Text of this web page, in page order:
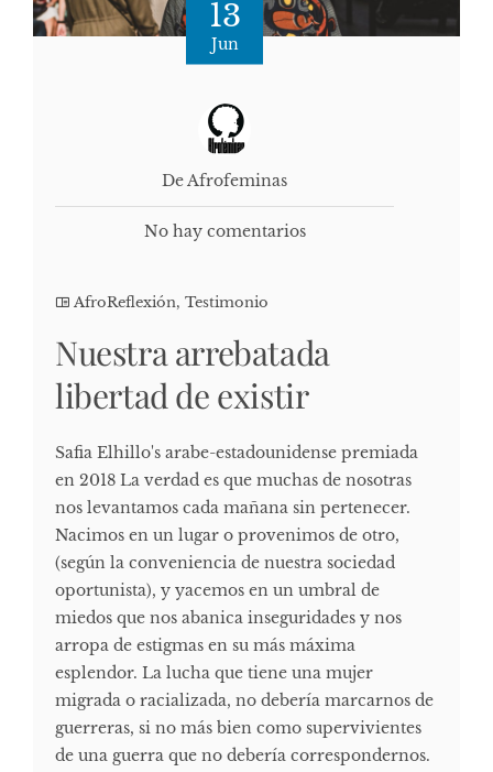
13
Jun
De Afrofeminas
No hay comentarios
AfroReflexión, Testimonio
Nuestra arrebatada
libertad de existir
Safia Elhillo's arabe-estadounidense premiada
en 2018 La verdad es que muchas de nosotras
nos levantamos cada mañana sin pertenecer.
Nacimos en un lugar o provenimos de otro,
(según la conveniencia de nuestra sociedad
oportunista), y yacemos en un umbral de
miedos que nos abanica inseguridades y nos
arropa de estigmas en su más máxima
esplendor. La lucha que tiene una mujer
migrada o racializada, no debería marcarnos de
guerreras, si no más bien como supervivientes
de una guerra que no debería correspondernos.